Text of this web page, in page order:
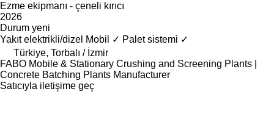
Ezme ekipmanı - çeneli kırıcı
2026
Durum yeni
Yakıt elektrikli/dizel Mobil ✓ Palet sistemi ✓
Türkiye, Torbalı / İzmir
FABO Mobile & Stationary Crushing and Screening Plants |
Concrete Batching Plants Manufacturer
Satıcıyla iletişime geç